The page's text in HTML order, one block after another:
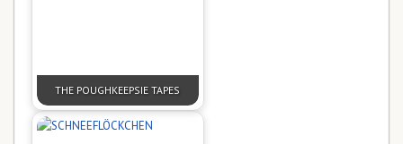
THE POUGHKEEPSIE TAPES